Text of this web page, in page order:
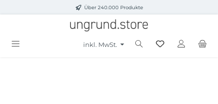
Zum Hauptinhalt springenÜber 240.000 Produkte
inkl. MwSt.